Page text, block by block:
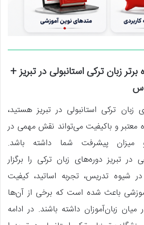
برتر زبان ترکی استانبولی در تبریز +
زبان ترکی استانبولی در تبریز هستید،
معتبر و باکیفیت می‌تواند نقش مهمی در
میزان پیشرفت شما داشته باشد.
در تبریز دوره‌های زبان ترکی را برگزار
شیوه تدریس، تجربه اساتید، کیفیت
باعث شده است که برخی از آن‌ها
زبان‌آموزان داشته باشند. در ادامه